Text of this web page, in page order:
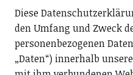
Diese
den Umfang und Zweck
personenbezogenen
„Daten“) innerhalb